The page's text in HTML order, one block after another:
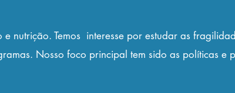
nutrição. Temos interesse por estudar as
Nosso foco principal tem sido as políticas e